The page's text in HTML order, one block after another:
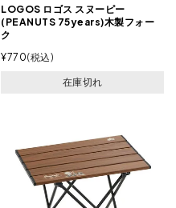
LOGOS ロゴス スヌーピー
(PEANUTS 75years)木製フォー
ク
¥770 税込
在庫切れ